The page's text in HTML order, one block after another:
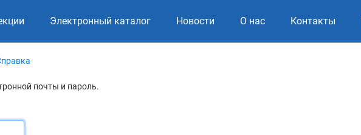
Электронный каталог Новости О нас Контакты
почты и пароль.